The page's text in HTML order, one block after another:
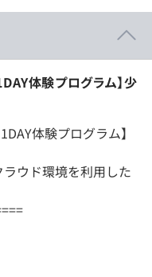
体験プログラム】少
体験プログラム】
ウド環境を利用した